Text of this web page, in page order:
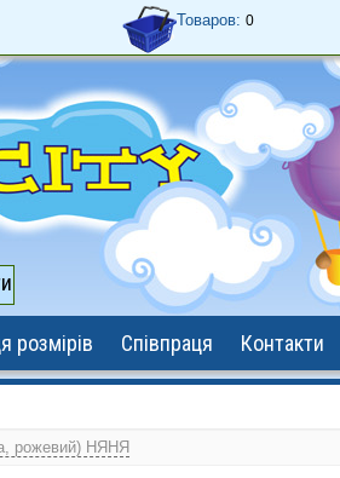
Обробка
Відправка
Товаров: 0
розмірів Співпраця Контакти
рожевий) НЯНЯ